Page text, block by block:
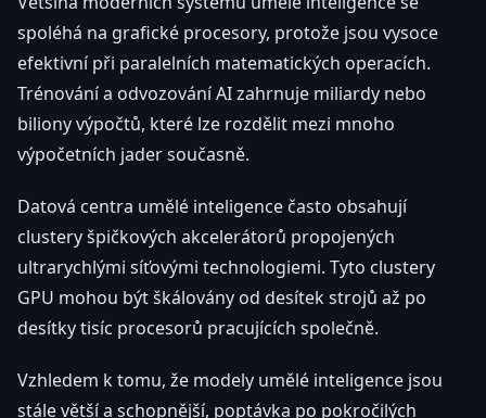
spoléhá na grafické procesory, protože jsou vysoce
efektivní při paralelních matematických operacích.
Trénování a odvozování AI zahrnuje miliardy nebo
biliony výpočtů, které lze rozdělit mezi mnoho
výpočetních jader současně.
Datová centra umělé inteligence často obsahují
clustery špičkových akcelerátorů propojených
ultrarychlými síťovými technologiemi. Tyto clustery
GPU mohou být škálovány od desítek strojů až po
desítky tisíc procesorů pracujících společně.
Vzhledem k tomu, že modely umělé inteligence jsou
stále větší a schopnější, poptávka po pokročilých